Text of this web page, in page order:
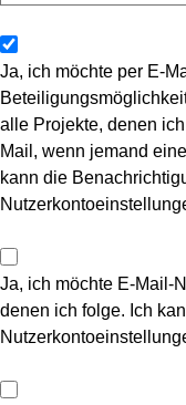
Ja, ich möchte per E-
alle Projekte, denen
Mail, wenn jemand
kann die
Ja, ich möchte E-Mail-
denen ich folge. Ich